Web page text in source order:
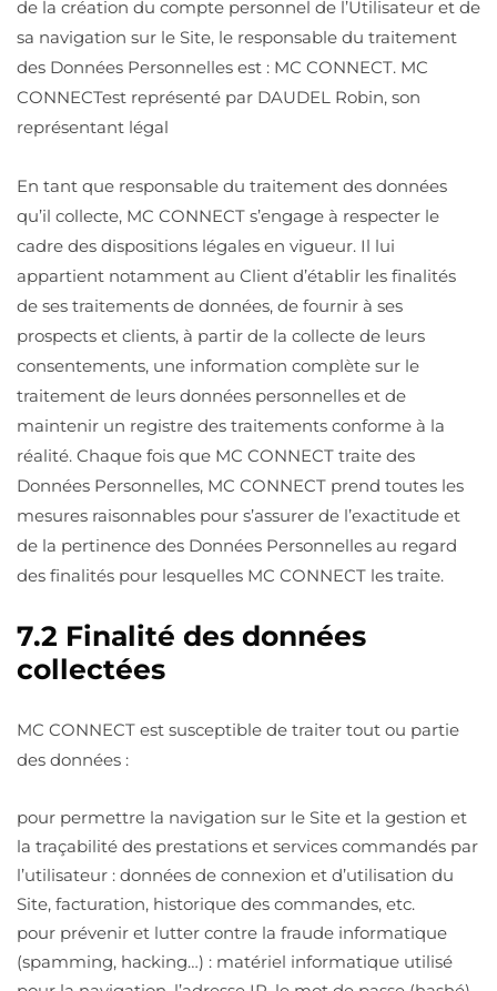
de la création du compte personnel de l’Utilisateur et de
sa navigation sur le Site, le responsable du traitement
des Données Personnelles est : MC CONNECT. MC
CONNECTest représenté par DAUDEL Robin, son
représentant légal
En tant que responsable du traitement des données
qu’il collecte, MC CONNECT s’engage à respecter le
cadre des dispositions légales en vigueur. Il lui
appartient notamment au Client d’établir les finalités
de ses traitements de données, de fournir à ses
prospects et clients, à partir de la collecte de leurs
consentements, une information complète sur le
traitement de leurs données personnelles et de
maintenir un registre des traitements conforme à la
réalité. Chaque fois que MC CONNECT traite des
Données Personnelles, MC CONNECT prend toutes les
mesures raisonnables pour s’assurer de l’exactitude et
de la pertinence des Données Personnelles au regard
des finalités pour lesquelles MC CONNECT les traite.
7.2 Finalité des données
collectées
MC CONNECT est susceptible de traiter tout ou partie
des données :
pour permettre la navigation sur le Site et la gestion et
la traçabilité des prestations et services commandés par
l’utilisateur : données de connexion et d’utilisation du
Site, facturation, historique des commandes, etc.
pour prévenir et lutter contre la fraude informatique
(spamming, hacking…) : matériel informatique utilisé